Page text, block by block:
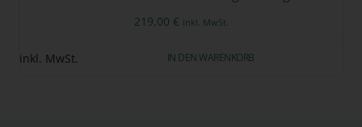
219,00 € inkl. MwSt.
inkl. MwSt. IN DEN WARENKORB